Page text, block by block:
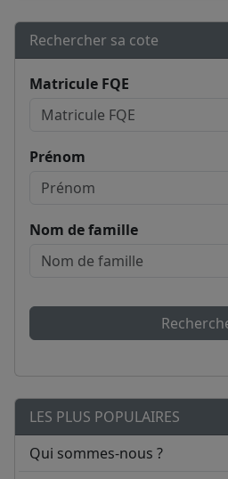
Rechercher sa cote
Matricule FQE
Prénom
Nom de famille
LES PLUS POPULAIRES
Qui sommes-nous ?